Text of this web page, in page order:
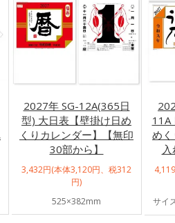
2027年 SG-12A(365日
型) 大日表【壁掛け日め
くりカレンダー】【無印
30部から】
3,432円(本体3,120円、税312
円)
525×382mm
11A
め
サイ